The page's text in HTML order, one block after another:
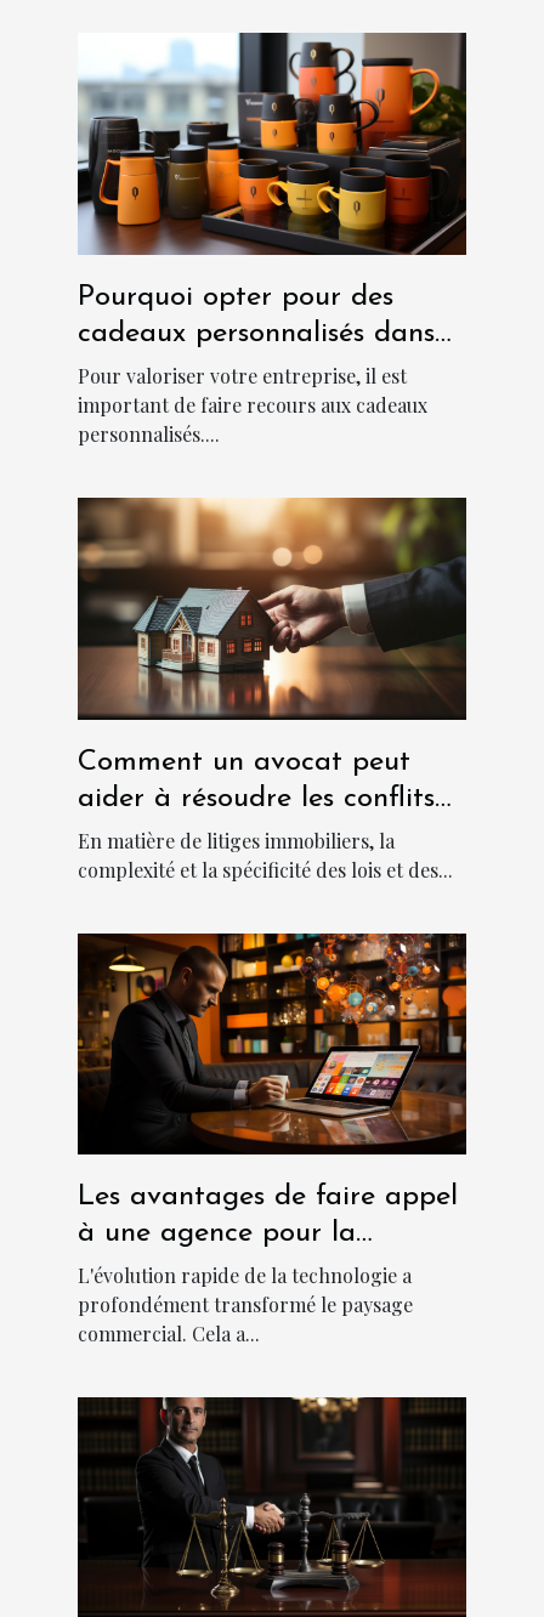
Pourquoi opter pour des
cadeaux personnalisés dans
une entreprise ?
Pour valoriser votre entreprise, il est
important de faire recours aux cadeaux
personnalisés....
Comment un avocat peut
aider à résoudre les conflits
immobiliers
En matière de litiges immobiliers, la
complexité et la spécificité des lois et des...
Les avantages de faire appel
à une agence pour la
création d'applications
métiers sur mesure
L'évolution rapide de la technologie a
profondément transformé le paysage
commercial. Cela a...